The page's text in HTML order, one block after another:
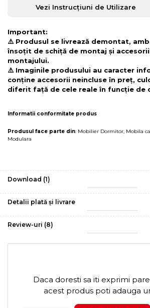
Vezi Instrucțiuni de Utilizare
Important:
⚠️ Produsul se livrează demontat,
însoțit de schiță de montaj și
montajului.
⚠️ Imaginile produsului au caracter
conține accesorii neincluse în preț,
diferit față de cele reale în funcție de
Informatii conformitate produs
Produsul face parte din: Mobilier Dormitor, Mobila
Modulara
Download (1)
Detalii plată și livrare
Review-uri (8)
Daca doresti sa iti exprimi
acest produs poti adauga